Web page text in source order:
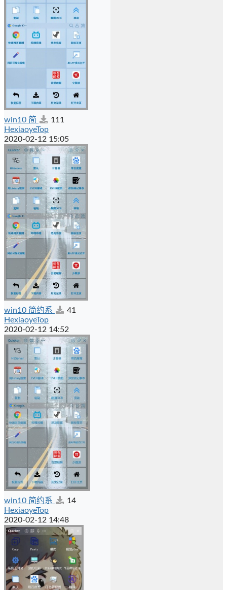
win10 简
111
HexiaoyeTop
2020-02-12 15:05
win10 简约系
41
HexiaoyeTop
2020-02-12 14:52
win10 简约系
14
HexiaoyeTop
2020-02-12 14:48